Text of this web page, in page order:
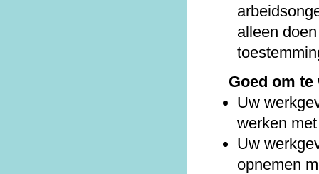
alleen
Goed om
Uw
werken
Uw
opnemen